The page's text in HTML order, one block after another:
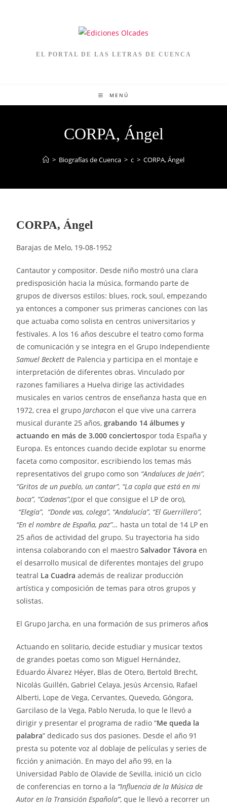
EL PORTAL DE LAS LETRAS DE CUENCA
MENÚ
CORPA, Ángel
> Biografías de Cuenca > c > CORPA, Ángel
CORPA, Ángel
Barajas de Melo, 19-08-1952
Cantautor y compositor. Desde niño mostró una clara
predisposición hacia la música, formando parte de
grupos de diversos estilos: blues, rock, soul, empezando
ya entonces a componer sus primeras canciones con las
que actuaba como solista en centros universitarios y
festivales. A los 16 años descubre el teatro como forma
de comunicación y se integra en el Grupo Independiente
Samuel Beckett de Palencia y participa en el montaje e
interpretación de diferentes obras. Vinculado por
razones familiares a Huelva dirige las actividades
musicales en varios centros de enseñanza hasta que en
1972, crea el grupo Jarchacon el que vive una carrera
musical durante 25 años,grabando 14 álbumes y
actuando en más de 3.000 conciertospor toda España y
Europa. Es entonces cuando decide explotar su enorme
faceta como compositor, escribiendo los temas más
representativos del grupo como son “Andaluces de Jaén”,
“Gritos de un pueblo, un cantar”, “La copla que está en mi
boca”, “Cadenas”,(por el que consigue el LP de oro),
“Elegía”, “Donde vas, colega”, “Andalucía”, “El Guerrillero”,
“En el nombre de España, paz”… hasta un total de 14 LP en
25 años de actividad del grupo. Su trayectoria ha sido
intensa colaborando con el maestroSalvador Távora en
el desarrollo musical de diferentes montajes del grupo
teatral La Cuadra además de realizar producción
artística y composición de temas para otros grupos y
solistas.
El Grupo Jarcha, en una formación de sus primeros años
Actuando en solitario, decide estudiar y musicar textos
de grandes poetas como son Miguel Hernández,
Eduardo Álvarez Héyer, Blas de Otero, Bertold Brecht,
Nicolás Guillén, Gabriel Celaya, Jesús Arcensio, Rafael
Alberti, Lope de Vega, Cervantes, Quevedo, Góngora,
Garcilaso de la Vega, Pablo Neruda, lo que le llevó a
dirigir y presentar el programa de radio “Me queda la
palabra” dedicado sus dos pasiones. Desde el año 91
presta su potente voz al doblaje de películas y series de
ficción y animación. En mayo del año 99, en la
Universidad Pablo de Olavide de Sevilla, inició un ciclo
de conferencias en torno a la “Influencia de la Música de
Autor en la Transición Española”, que le llevó a recorrer un